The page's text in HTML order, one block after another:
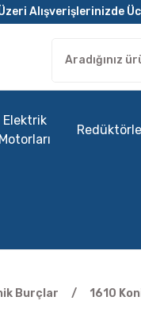
Alışverişlerinizde
Elektrik
Motorları
Burçlar 1610